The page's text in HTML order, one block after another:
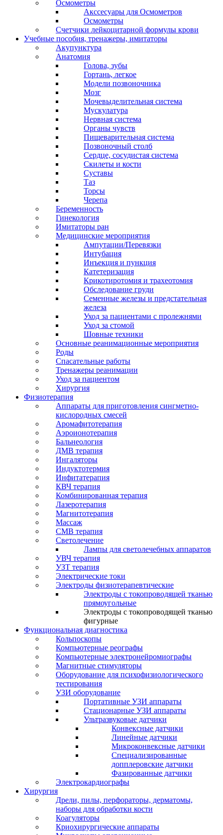
Осмометры
Акссесуары для Осмометров
Осмометры
Счетчики лейкоцитарной формулы крови
Учебные пособия, тренажеры, имитаторы
Акупунктура
Анатомия
Голова, зубы
Гортань, легкое
Модели позвоночника
Мозг
Мочевыделительная система
Мускулатура
Нервная система
Органы чувств
Пищеварительная система
Позвоночный столб
Сердце, сосудистая система
Скилеты и кости
Суставы
Таз
Торсы
Черепа
Беременность
Гинекология
Имитаторы ран
Медицинские мероприятия
Ампутации/Перевязки
Интубация
Инъекция и пункция
Катетеризация
Крикотиротомия и трахеотомия
Обследование груди
Семенные железы и предстательная
железа
Уход за пациентами с пролежнями
Уход за стомой
Шовные техники
Основные реанимационные мероприятия
Роды
Спасательные работы
Тренажеры реанимации
Уход за пациентом
Хирургия
Физиотерапия
Аппараты для приготовления сингметно-
кислородных смесей
Аромафитотерапия
Аэроионотерапия
Бальнеология
ДМВ терапия
Ингаляторы
Индуктотермия
Инфитатерапия
КВЧ терапия
Комбинированная терапия
Лазеротерапия
Магнитотерапия
Массаж
СМВ терапия
Светолечение
Лампы для светолечебных аппаратов
УВЧ терапия
УЗТ терапия
Электрические токи
Электроды физиотерапевтические
Электроды с токопроводящей тканью
прямоугольные
Электроды с токопроводящей тканью
фигурные
Функциональная диагностика
Кольпоскопы
Компьютерные реографы
Компьютерные электронейромиографы
Магнитные стимуляторы
Оборудование для психофизиологического
тестирования
УЗИ оборудование
Портативные УЗИ аппараты
Стационарные УЗИ аппараты
Ультразвуковые датчики
Конвексные датчики
Линейные датчики
Микроконвексные датчики
Специализированные
допплеровские датчики
Фазированные датчики
Электрокардиографы
Хирургия
Дрели, пилы, перфораторы, дерматомы,
наборы для обработки кости
Коагуляторы
Криохирургические аппараты